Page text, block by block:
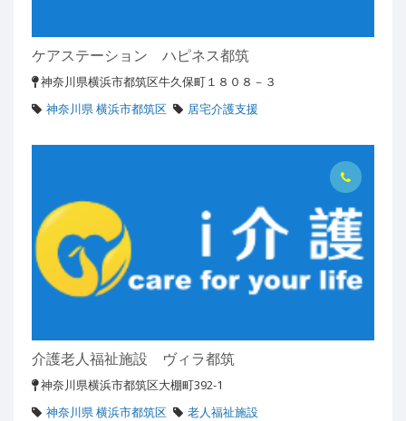
ケアステーション ハピネス都筑
神奈川県横浜市都筑区牛久保町１８０８－３
神奈川県 横浜市都筑区
居宅介護支援
介護老人福祉施設 ヴィラ都筑
神奈川県横浜市都筑区大棚町392-1
神奈川県 横浜市都筑区
老人福祉施設